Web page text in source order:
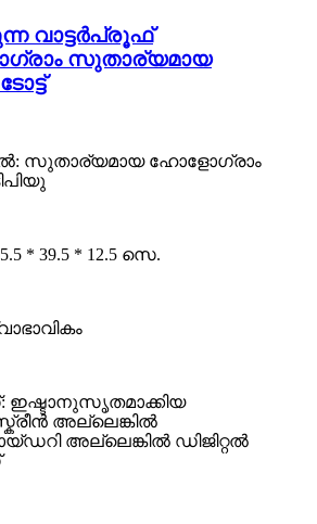
വാട്ടർപ്രൂഫ്
സുതാര്യമായ
സുതാര്യമായ ഹോളോഗ്രാം
* 39.5 * 12.5 സെ.
ഇഷ്ടാനുസൃതമാക്കിയ
അല്ലെങ്കിൽ
അല്ലെങ്കിൽ ഡിജിറ്റൽ